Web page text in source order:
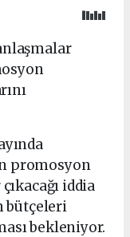
promosyon
iddia
bütçeleri
bekleniyor.